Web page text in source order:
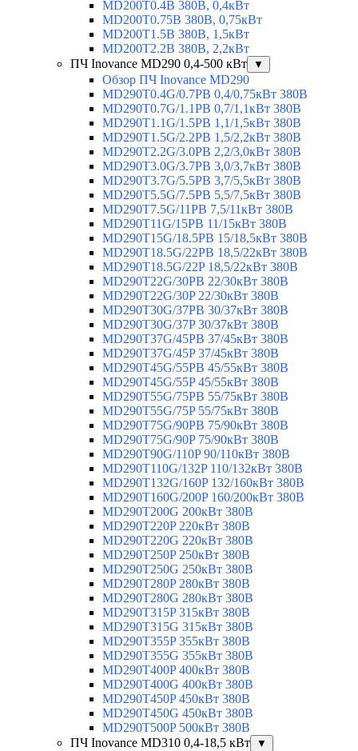
MD200T0.4B 380В, 0,4кВт
MD200T0.75B 380В, 0,75кВт
MD200T1.5B 380В, 1,5кВт
MD200T2.2B 380В, 2,2кВт
ПЧ Inovance MD290 0,4-500 кВт
▼
Обзор ПЧ Inovance MD290
MD290T0.4G/0.7PB 0,4/0,75кВт 380В
MD290T0.7G/1.1PB 0,7/1,1кВт 380В
MD290T1.1G/1.5PB 1,1/1,5кВт 380В
MD290T1.5G/2.2PB 1,5/2,2кВт 380В
MD290T2.2G/3.0PB 2,2/3,0кВт 380В
MD290T3.0G/3.7PB 3,0/3,7кВт 380В
MD290T3.7G/5.5PB 3,7/5,5кВт 380В
MD290T5.5G/7.5PB 5,5/7,5кВт 380В
MD290T7.5G/11PB 7,5/11кВт 380В
MD290T11G/15PB 11/15кВт 380В
MD290T15G/18.5PB 15/18,5кВт 380В
MD290T18.5G/22PB 18,5/22кВт 380В
MD290T18.5G/22P 18,5/22кВт 380В
MD290T22G/30PB 22/30кВт 380В
MD290T22G/30P 22/30кВт 380В
MD290T30G/37PB 30/37кВт 380В
MD290T30G/37P 30/37кВт 380В
MD290T37G/45PB 37/45кВт 380В
MD290T37G/45P 37/45кВт 380В
MD290T45G/55PB 45/55кВт 380В
MD290T45G/55P 45/55кВт 380В
MD290T55G/75PB 55/75кВт 380В
MD290T55G/75P 55/75кВт 380В
MD290T75G/90PB 75/90кВт 380В
MD290T75G/90P 75/90кВт 380В
MD290T90G/110P 90/110кВт 380В
MD290T110G/132P 110/132кВт 380В
MD290T132G/160P 132/160кВт 380В
MD290T160G/200P 160/200кВт 380В
MD290T200G 200кВт 380В
MD290T220P 220кВт 380В
MD290T220G 220кВт 380В
MD290T250P 250кВт 380В
MD290T250G 250кВт 380В
MD290T280P 280кВт 380В
MD290T280G 280кВт 380В
MD290T315P 315кВт 380В
MD290T315G 315кВт 380В
MD290T355P 355кВт 380В
MD290T355G 355кВт 380В
MD290T400P 400кВт 380В
MD290T400G 400кВт 380В
MD290T450P 450кВт 380В
MD290T450G 450кВт 380В
MD290T500P 500кВт 380В
ПЧ Inovance MD310 0,4-18,5 кВт
▼